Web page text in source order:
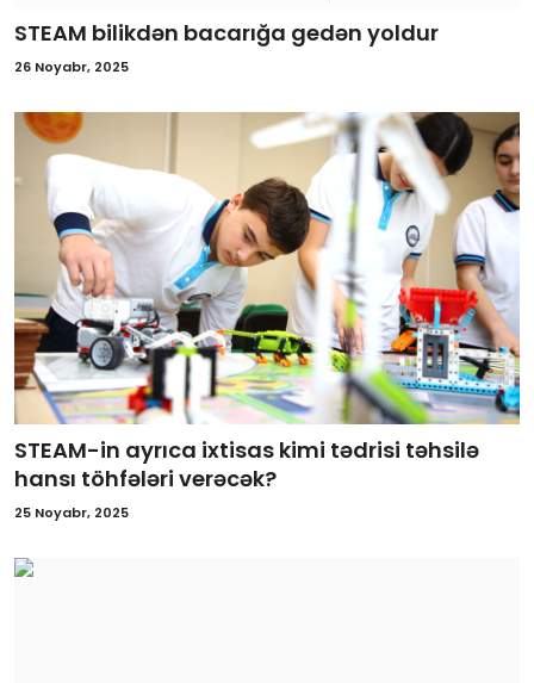
STEAM bilikdən bacarığa gedən yoldur
26 Noyabr, 2025
STEAM-in ayrıca ixtisas kimi tədrisi təhsilə
hansı töhfələri verəcək?
25 Noyabr, 2025